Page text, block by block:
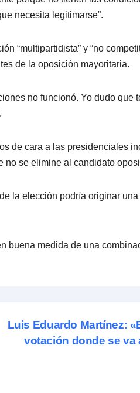
necesita legitimarse”.
“multipartidista” y “no
de la oposición mayoritaria.
no funcionó. Yo dudo que
de cara a las presidenciales
no se elimine al candidato
la elección podría originar
buena medida de una
Luis Eduardo Martínez:
votación donde se va